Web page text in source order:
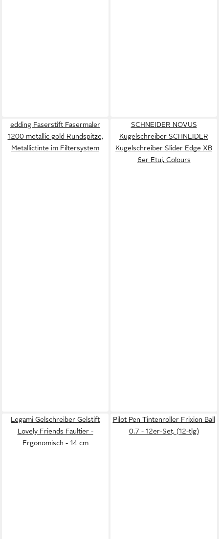
edding Faserstift Fasermaler
1200 metallic gold Rundspitze,
Metallictinte im Filtersystem
SCHNEIDER NOVUS
Kugelschreiber SCHNEIDER
Kugelschreiber Slider Edge XB
6er Etui, Colours
Legami Gelschreiber Gelstift
Lovely Friends Faultier -
Ergonomisch - 14 cm
Pilot Pen Tintenroller Frixion Ball
0.7 - 12er-Set, (12-tlg)